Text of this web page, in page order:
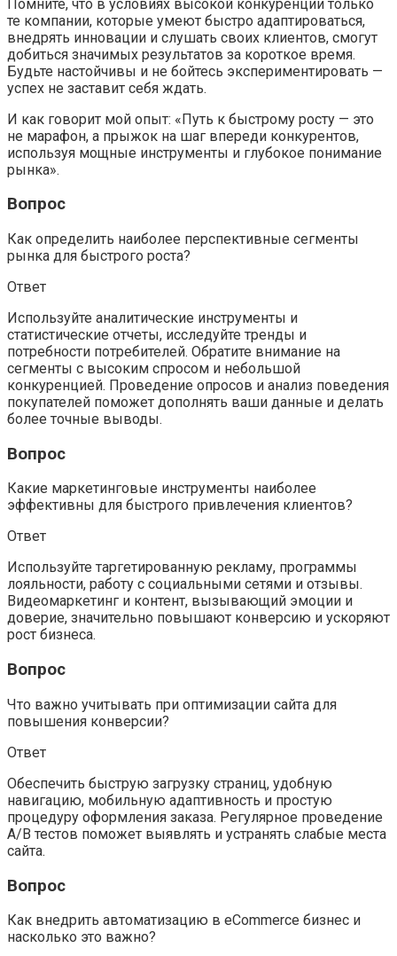
Помните, что в условиях высокой конкуренции только
те компании, которые умеют быстро адаптироваться,
внедрять инновации и слушать своих клиентов, смогут
добиться значимых результатов за короткое время.
Будьте настойчивы и не бойтесь экспериментировать —
успех не заставит себя ждать.
И как говорит мой опыт: «Путь к быстрому росту — это
не марафон, а прыжок на шаг впереди конкурентов,
используя мощные инструменты и глубокое понимание
рынка».
Вопрос
Как определить наиболее перспективные сегменты
рынка для быстрого роста?
Ответ
Используйте аналитические инструменты и
статистические отчеты, исследуйте тренды и
потребности потребителей. Обратите внимание на
сегменты с высоким спросом и небольшой
конкуренцией. Проведение опросов и анализ поведения
покупателей поможет дополнять ваши данные и делать
более точные выводы.
Вопрос
Какие маркетинговые инструменты наиболее
эффективны для быстрого привлечения клиентов?
Ответ
Используйте таргетированную рекламу, программы
лояльности, работу с социальными сетями и отзывы.
Видеомаркетинг и контент, вызывающий эмоции и
доверие, значительно повышают конверсию и ускоряют
рост бизнеса.
Вопрос
Что важно учитывать при оптимизации сайта для
повышения конверсии?
Ответ
Обеспечить быструю загрузку страниц, удобную
навигацию, мобильную адаптивность и простую
процедуру оформления заказа. Регулярное проведение
A/B тестов поможет выявлять и устранять слабые места
сайта.
Вопрос
Как внедрить автоматизацию в eCommerce бизнес и
насколько это важно?